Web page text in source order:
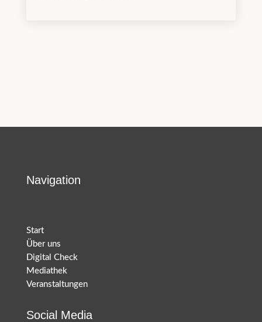
Navigation
Start
Über uns
Digital Check
Mediathek
Veranstaltungen
Social Media